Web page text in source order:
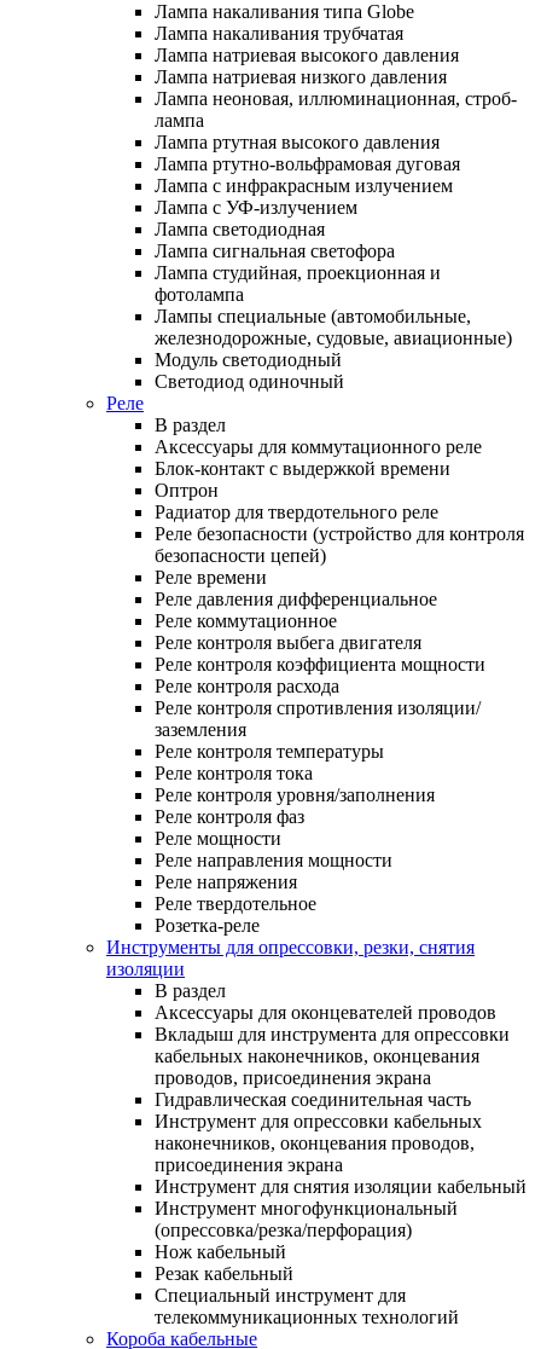
Лампа накаливания типа Globe
Лампа накаливания трубчатая
Лампа натриевая высокого давления
Лампа натриевая низкого давления
Лампа неоновая, иллюминационная, строб-
лампа
Лампа ртутная высокого давления
Лампа ртутно-вольфрамовая дуговая
Лампа с инфракрасным излучением
Лампа с УФ-излучением
Лампа светодиодная
Лампа сигнальная светофора
Лампа студийная, проекционная и
фотолампа
Лампы специальные (автомобильные,
железнодорожные, судовые, авиационные)
Модуль светодиодный
Светодиод одиночный
Реле
В раздел
Аксессуары для коммутационного реле
Блок-контакт с выдержкой времени
Оптрон
Радиатор для твердотельного реле
Реле безопасности (устройство для контроля
безопасности цепей)
Реле времени
Реле давления дифференциальное
Реле коммутационное
Реле контроля выбега двигателя
Реле контроля коэффициента мощности
Реле контроля расхода
Реле контроля спротивления изоляции/
заземления
Реле контроля температуры
Реле контроля тока
Реле контроля уровня/заполнения
Реле контроля фаз
Реле мощности
Реле направления мощности
Реле напряжения
Реле твердотельное
Розетка-реле
Инструменты для опрессовки, резки, снятия
изоляции
В раздел
Аксессуары для оконцевателей проводов
Вкладыш для инструмента для опрессовки
кабельных наконечников, оконцевания
проводов, присоединения экрана
Гидравлическая соединительная часть
Инструмент для опрессовки кабельных
наконечников, оконцевания проводов,
присоединения экрана
Инструмент для снятия изоляции кабельный
Инструмент многофункциональный
(опрессовка/резка/перфорация)
Нож кабельный
Резак кабельный
Специальный инструмент для
телекоммуникационных технологий
Короба кабельные